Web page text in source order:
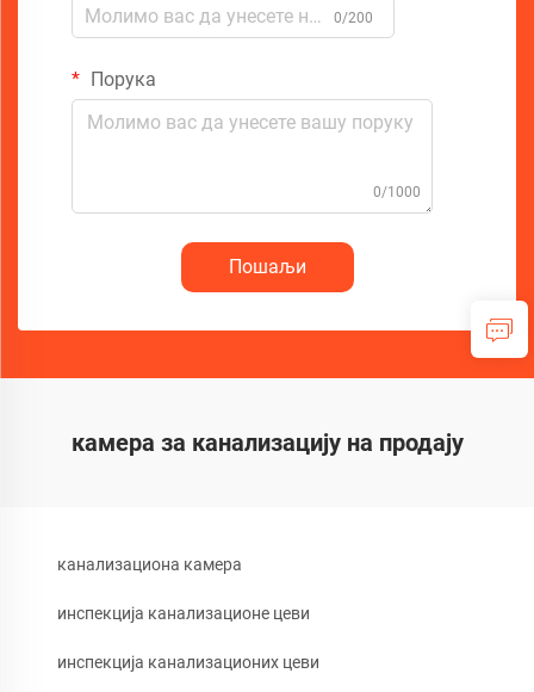
0/200
Порука
0/1000
Пошаљи
камера за канализацију на продају
канализациона камера
инспекција канализационе цеви
инспекција канализационих цеви